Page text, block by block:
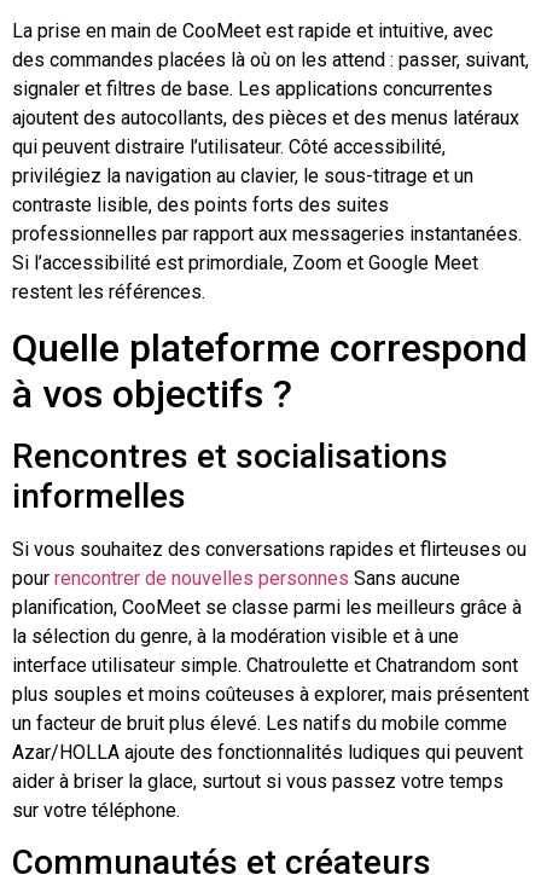
La prise en main de CooMeet est rapide et intuitive, avec
des commandes placées là où on les attend : passer, suivant,
signaler et filtres de base. Les applications concurrentes
ajoutent des autocollants, des pièces et des menus latéraux
qui peuvent distraire l’utilisateur. Côté accessibilité,
privilégiez la navigation au clavier, le sous-titrage et un
contraste lisible, des points forts des suites
professionnelles par rapport aux messageries instantanées.
Si l’accessibilité est primordiale, Zoom et Google Meet
restent les références.
Quelle plateforme correspond
à vos objectifs ?
Rencontres et socialisations
informelles
Si vous souhaitez des conversations rapides et flirteuses ou
pour rencontrer de nouvelles personnes Sans aucune
planification, CooMeet se classe parmi les meilleurs grâce à
la sélection du genre, à la modération visible et à une
interface utilisateur simple. Chatroulette et Chatrandom sont
plus souples et moins coûteuses à explorer, mais présentent
un facteur de bruit plus élevé. Les natifs du mobile comme
Azar/HOLLA ajoute des fonctionnalités ludiques qui peuvent
aider à briser la glace, surtout si vous passez votre temps
sur votre téléphone.
Communautés et créateurs